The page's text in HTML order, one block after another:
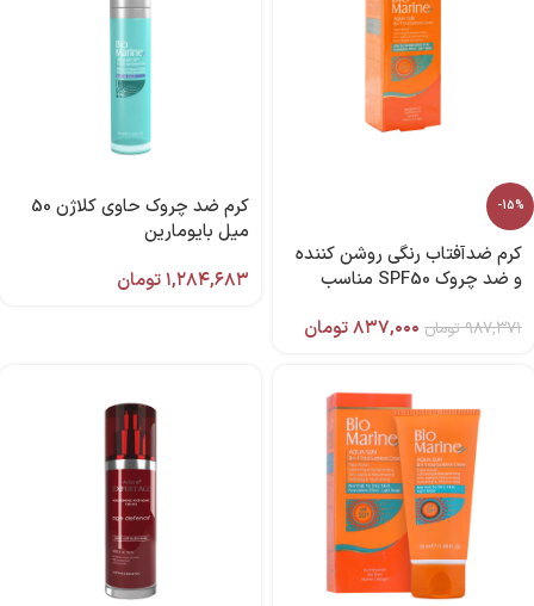
-15%
کرم ضدآفتاب رنگی روشن کننده
و ضد چروک SPF50 مناسب
بایومارین
۹۸۷,۳۷۱تومان ۸۳۷,۰۰۰تومان
کرم ضد چروک حاوی کلاژن 50
میل بایومارین
۱,۲۸۴,۶۸۳تومان